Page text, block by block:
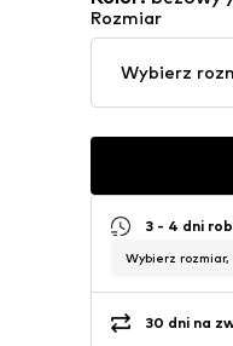
Rozmiar
Wybierz
3 - 4 dni
Wybierz
30 dni na